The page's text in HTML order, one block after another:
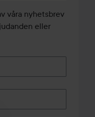
våra nyhetsbrev
eller